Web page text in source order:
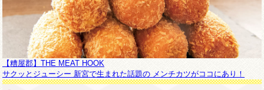
【糟屋郡】THE MEAT HOOK
サクッとジューシー 新宮で生まれた話題の メンチカツがココにあり！